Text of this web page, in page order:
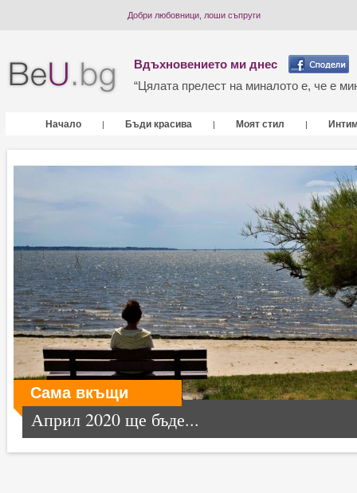
Добри любовници, лоши съпруги
Вдъхновението ми днес
“Цялата прелест на миналото е, че е
Начало | Бъди красива | Моят стил |
Сама вкъщи
Април 2020 ще бъде...